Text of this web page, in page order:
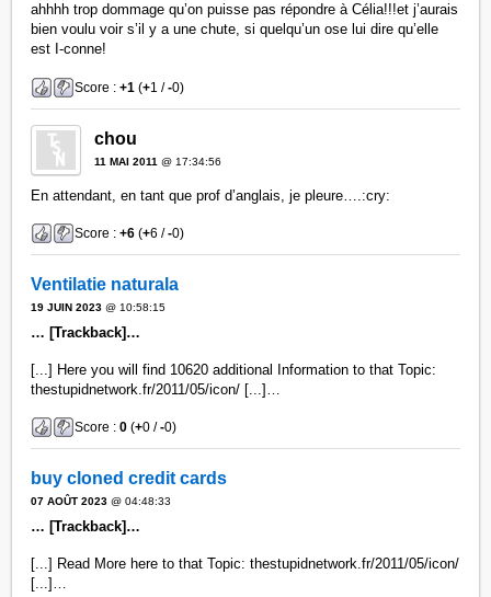
ahhhh trop dommage qu’on puisse pas répondre à Célia!!!et j’aurais
bien voulu voir s’il y a une chute, si quelqu’un ose lui dire qu’elle
est I-conne!
Score :+1 (+1 /-0)
chou
11 MAI 2011 @ 17:34:56
En attendant, en tant que prof d’anglais, je pleure….:cry:
Score :+6 (+6 /-0)
Ventilatie naturala
19 JUIN 2023 @ 10:58:15
… [Trackback]…
[...] Here you will find 10620 additional Information to that Topic:
thestupidnetwork.fr/2011/05/icon/ [...]…
Score :0 (+0 /-0)
buy cloned credit cards​
07 AOÛT 2023 @ 04:48:33
… [Trackback]…
[...] Read More here to that Topic: thestupidnetwork.fr/2011/05/icon/
[...]…